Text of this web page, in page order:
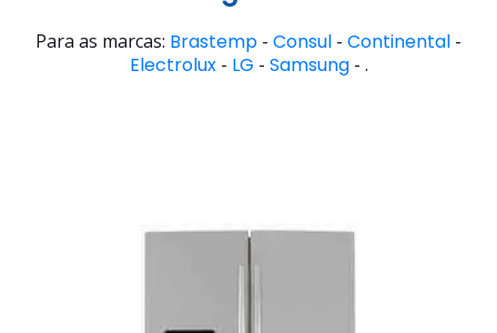
Para as marcas: Brastemp - Consul - Continental -
Electrolux- LG - Samsung- .